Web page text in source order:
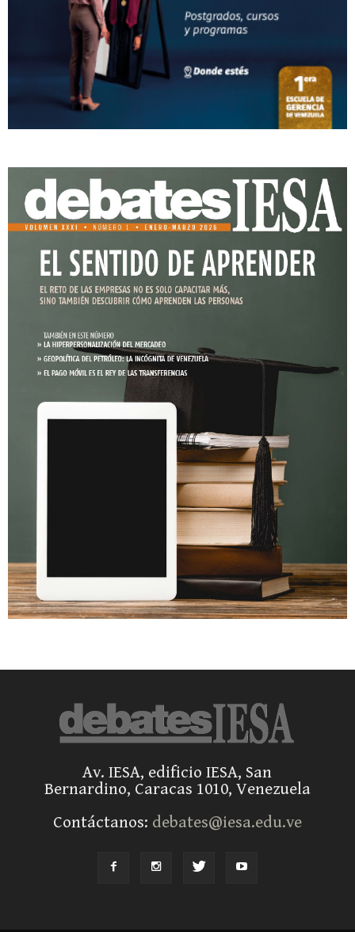
Av. IESA, edificio IESA, San
Bernardino, Caracas 1010, Venezuela
Contáctanos: debates@iesa.edu.ve